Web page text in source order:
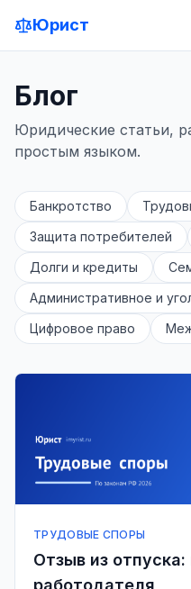
Юрист
Блог
Юридические статьи,
простым языком.
Банкротство
Защита потребителей
Долги и кредиты
Административное и
Цифровое право
ТРУДОВЫЕ СПОРЫ
Отзыв из
работодателя